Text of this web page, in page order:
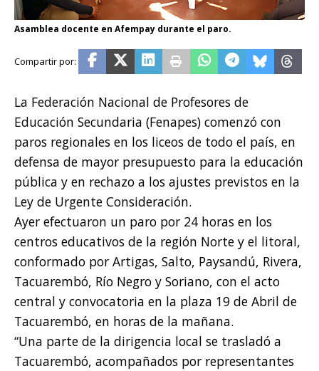
Asamblea docente en Afempay durante el paro.
La Federación Nacional de Profesores de
Educación Secundaria (Fenapes) comenzó con
paros regionales en los liceos de todo el país, en
defensa de mayor presupuesto para la educación
pública y en rechazo a los ajustes previstos en la
Ley de Urgente Consideración.
Ayer efectuaron un paro por 24 horas en los
centros educativos de la región Norte y el litoral,
conformado por Artigas, Salto, Paysandú, Rivera,
Tacuarembó, Río Negro y Soriano, con el acto
central y convocatoria en la plaza 19 de Abril de
Tacuarembó, en horas de la mañana.
“Una parte de la dirigencia local se trasladó a
Tacuarembó, acompañados por representantes